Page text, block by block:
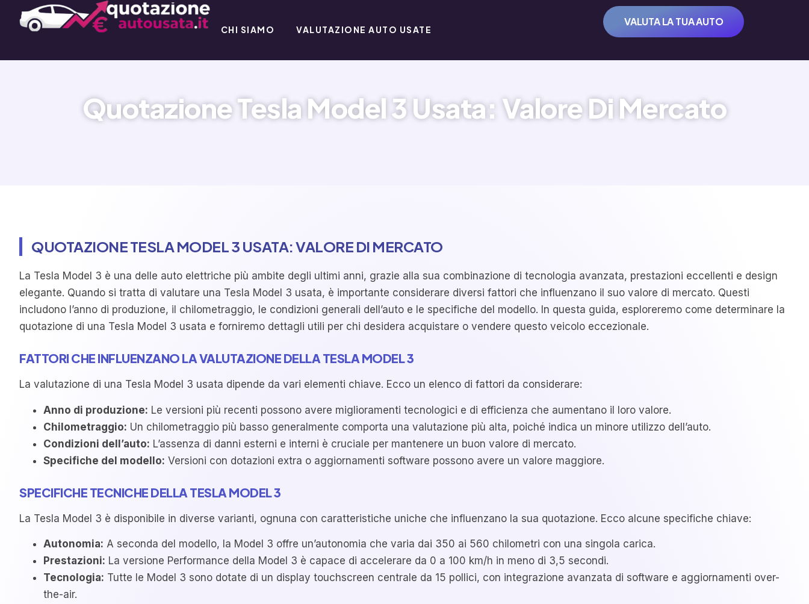
CHI SIAMO VALUTAZIONE AUTO USATE
VALUTA LA TUA AUTO
Quotazione Tesla Model 3 Usata: Valore Di Mercato
QUOTAZIONE TESLA MODEL 3 USATA: VALORE DI MERCATO
La Tesla Model 3 è una delle auto elettriche più ambite degli ultimi anni, grazie alla sua combinazione di tecnologia avanzata, prestazioni eccellenti e design
elegante. Quando si tratta di valutare una Tesla Model 3 usata, è importante considerare diversi fattori che influenzano il suo valore di mercato. Questi
includono l’anno di produzione, il chilometraggio, le condizioni generali dell’auto e le specifiche del modello. In questa guida, esploreremo come determinare la
quotazione di una Tesla Model 3 usata e forniremo dettagli utili per chi desidera acquistare o vendere questo veicolo eccezionale.
FATTORI CHE INFLUENZANO LA VALUTAZIONE DELLA TESLA MODEL 3
La valutazione di una Tesla Model 3 usata dipende da vari elementi chiave. Ecco un elenco di fattori da considerare:
Anno di produzione: Le versioni più recenti possono avere miglioramenti tecnologici e di efficienza che aumentano il loro valore.
Chilometraggio: Un chilometraggio più basso generalmente comporta una valutazione più alta, poiché indica un minore utilizzo dell’auto.
Condizioni dell’auto: L’assenza di danni esterni e interni è cruciale per mantenere un buon valore di mercato.
Specifiche del modello: Versioni con dotazioni extra o aggiornamenti software possono avere un valore maggiore.
SPECIFICHE TECNICHE DELLA TESLA MODEL 3
La Tesla Model 3 è disponibile in diverse varianti, ognuna con caratteristiche uniche che influenzano la sua quotazione. Ecco alcune specifiche chiave:
Autonomia: A seconda del modello, la Model 3 offre un’autonomia che varia dai 350 ai 560 chilometri con una singola carica.
Prestazioni: La versione Performance della Model 3 è capace di accelerare da 0 a 100 km/h in meno di 3,5 secondi.
Tecnologia: Tutte le Model 3 sono dotate di un display touchscreen centrale da 15 pollici, con integrazione avanzata di software e aggiornamenti over-
the-air.